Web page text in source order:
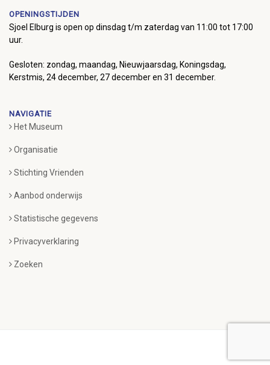
OPENINGSTIJDEN
Sjoel Elburg is open op dinsdag t/m zaterdag van 11:00 tot 17:00
uur.
Gesloten: zondag, maandag, Nieuwjaarsdag, Koningsdag,
Kerstmis, 24 december, 27 december en 31 december.
NAVIGATIE
Het Museum
Organisatie
Stichting Vrienden
Aanbod onderwijs
Statistische gegevens
Privacyverklaring
Zoeken